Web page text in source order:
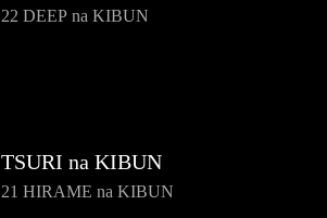
22 DEEP na KIBUN
TSURI na KIBUN
21 HIRAME na KIBUN